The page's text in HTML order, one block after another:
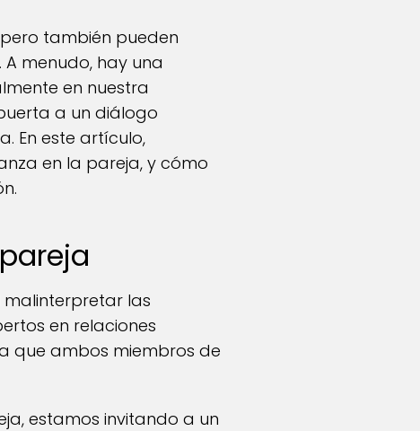
también pueden
menudo, hay una
en nuestra
a un diálogo
En este artículo,
en la pareja, y cómo
malinterpretar las
en relaciones
que ambos miembros de
estamos invitando a un